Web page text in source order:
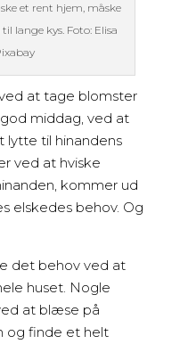
et rent hjem, måske
lange kys. Foto: Elisa
at tage blomster
middag, ved at
lytte til hinandens
ved at hviske
kommer ud
elskedes behov. Og
det behov ved at
huset. Nogle
at blæse på
og finde et helt